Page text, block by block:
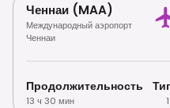
Ченнаи (MAA)
Международный аэропорт
Ченнаи
Продолжительность
13 ч 30 мин